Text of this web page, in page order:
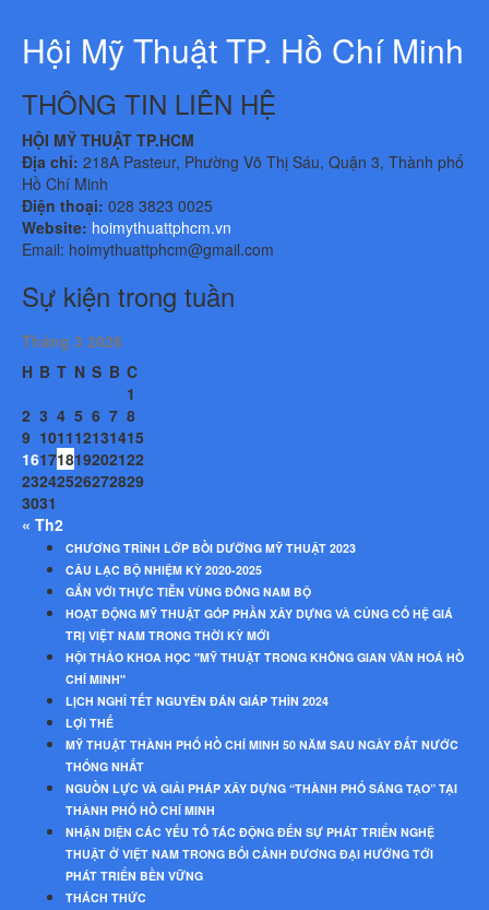
Hội Mỹ Thuật TP. Hồ Chí Minh
THÔNG TIN LIÊN HỆ
HỘI MỸ THUẬT TP.HCM
Địa chỉ: 218A Pasteur, Phường Võ Thị Sáu, Quận 3, Thành phố
Hồ Chí Minh
Điện thoại: 028 3823 0025
Website: hoimythuattphcm.vn
Email: hoimythuattphcm@gmail.com
Sự kiện trong tuần
Tháng 3 2026
H B T N S B C
1
2 3 4 5 6 7 8
9 101112131415
16171819202122
23242526272829
3031
« Th2
CHƯƠNG TRÌNH LỚP BỒI DƯỠNG MỸ THUẬT 2023
CÂU LẠC BỘ NHIỆM KỲ 2020-2025
GẮN VỚI THỰC TIỄN VÙNG ĐÔNG NAM BỘ
HOẠT ĐỘNG MỸ THUẬT GÓP PHẦN XÂY DỰNG VÀ CỦNG CỐ HỆ GIÁ
TRỊ VIỆT NAM TRONG THỜI KỲ MỚI
HỘI THẢO KHOA HỌC "MỸ THUẬT TRONG KHÔNG GIAN VĂN HOÁ HỒ
CHÍ MINH"
LỊCH NGHỈ TẾT NGUYÊN ĐÁN GIÁP THÌN 2024
LỢI THẾ
MỸ THUẬT THÀNH PHỐ HỒ CHÍ MINH 50 NĂM SAU NGÀY ĐẤT NƯỚC
THỐNG NHẤT
NGUỒN LỰC VÀ GIẢI PHÁP XÂY DỰNG “THÀNH PHỐ SÁNG TẠO” TẠI
THÀNH PHỐ HỒ CHÍ MINH
NHẬN DIỆN CÁC YẾU TỐ TÁC ĐỘNG ĐẾN SỰ PHÁT TRIỂN NGHỆ
THUẬT Ở VIỆT NAM TRONG BỐI CẢNH ĐƯƠNG ĐẠI HƯỚNG TỚI
PHÁT TRIỂN BỀN VỮNG
THÁCH THỨC